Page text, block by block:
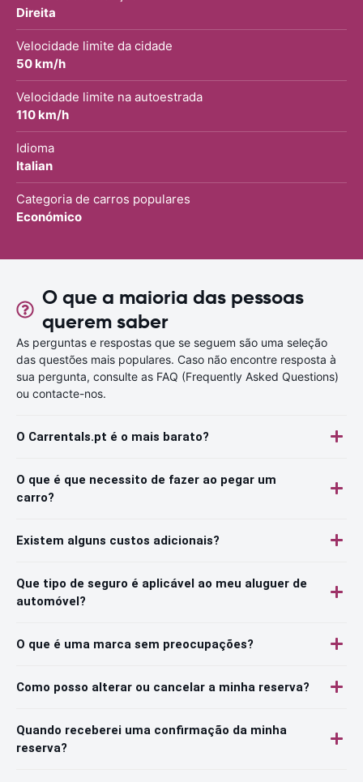
Direita
Velocidade limite da cidade
50 km/h
Velocidade limite na autoestrada
110 km/h
Idioma
Italian
Categoria de carros populares
Económico
O que a maioria das pessoas
querem saber
As perguntas e respostas que se seguem são uma seleção
das questões mais populares. Caso não encontre resposta à
sua pergunta, consulte as FAQ (Frequently Asked Questions)
ou contacte-nos.
O Carrentals.pt é o mais barato?
O que é que necessito de fazer ao pegar um
carro?
Existem alguns custos adicionais?
Que tipo de seguro é aplicável ao meu aluguer de
automóvel?
O que é uma marca sem preocupações?
Como posso alterar ou cancelar a minha reserva?
Quando receberei uma confirmação da minha
reserva?